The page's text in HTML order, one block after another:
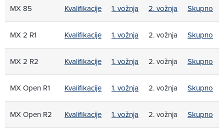
MX 85 Kvalifikacije 1. vožnja 2. vožnja Skupno
MX 2 R1 Kvalifikacije 1. vožnja 2. vožnja Skupno
MX 2 R2 Kvalifikacije 1. vožnja 2. vožnja Skupno
MX Open R1 Kvalifikacije 1. vožnja 2. vožnja Skupno
MX Open R2 Kvalifikacije 1. vožnja 2. vožnja Skupno